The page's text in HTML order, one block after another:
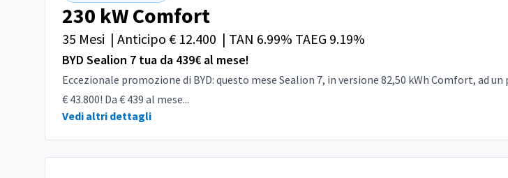
230 kW Comfort
35 Mesi | Anticipo € 12.400 | TAN 6.99% TAEG 9.19%
BYD Sealion 7 tua da 439€ al mese!
Eccezionale promozione di BYD: questo mese Sealion 7, in versione 82,50 kWh Comfort, ad
€ 43.800! Da € 439 al mese...
Vedi altri dettagli